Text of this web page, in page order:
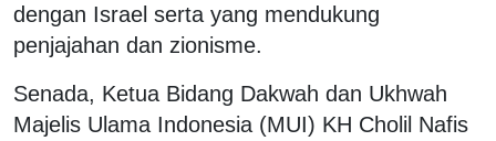
dengan Israel serta yang mendukung
penjajahan dan zionisme.
Senada, Ketua Bidang Dakwah dan Ukhwah
Majelis Ulama Indonesia (MUI) KH Cholil Nafis